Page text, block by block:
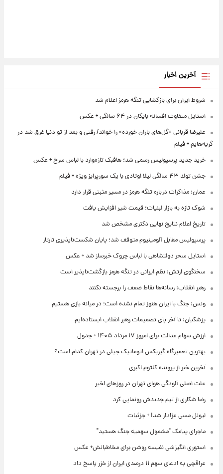
آخرین اخبار
شروط ایران برای بازگشایی تنگه هرمز اعلام شد
استایل متفاوت افسانه بایگان در ۶۴ سالگی + عکس
علیرضا قربانی «گل‌های باران خورده» را خواند/ رفتی و بعد از تو دنیا غرق شد در
گریه‌هایم + فیلم
خرید جدید پرسپولیس رسمی شد؛ هافبک تازه‌وارد با لباس سرخ + عکس
جشن تولد ۴۳ سالگی لیلا اوتادی با یک سورپرایز ویژه + فیلم
عمان: مذاکرات درباره تنگه هرمز در مسیر مثبتی قرار دارد
شوک تازه به بازار لبنیات؛ قیمت شیر افزایش یافت
تاریخ اعلام نتایج نهایی دکتری مشخص شد
پرسپولیس مقابل آلومینیوم متوقف شد؛ پایان شکست‌ناپذیری تارتار
استایل سحر دولتشاهی با لباس چروک خبرساز شد + عکس
سخنگوی ارتش: نظم ایرانی در تنگه هرمز بازگشت‌ناپذیر است
رهبر انقلاب: رسانه‌ها نقاط ضعف را برجسته نکنند
ونس: جنگ با ایران هنوز تمام نشده است؛ در میانه بازی هستیم
پزشکیان: تا آخر پای تصمیمات رهبر انقلاب ایستاده‌ایم
ارزش سهام عدالت برای امروز ۱۷ مرداد ۱۴۰۵ + جدول
بهترین تعمیرگاه گیربکس اتوماتیک جیلی در تهران کدام است؟
آخرین خبر از پرونده کلثوم اکبری
علت اصلی آلودگی هوای تهران در روزهای اخیر
رضا شکاری از تیم جدیدش رونمایی کرد
لیونل مسی عزادار شد! + جزئیات
ماجرای پیامک "مشمول سهمیه جنگ هستید"
استوری انگیزشی نفیسه روشن برای مخاطبانش+ عکس
عراقچی به ادعای سهم ۱۱ درصدی ایران از خزر پاسخ داد